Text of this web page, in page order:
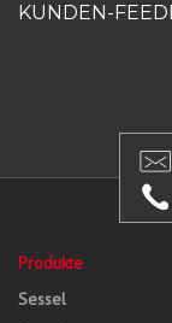
KUNDEN-
Produkte
Sessel